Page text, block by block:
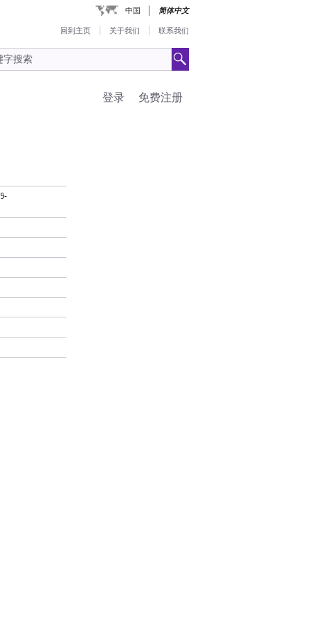
中国 简体中文
回到主页 关于我们 联系我们
免费注册
登录